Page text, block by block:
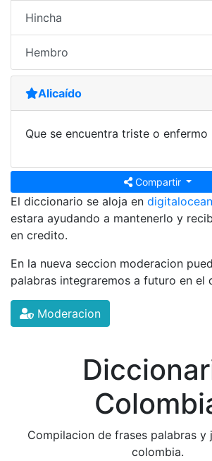
Hincha
Hembro
Alicaído
Que se encuentra triste o enfermo
Compartir
El diccionario se aloja en
estara ayudando a mantenerlo y
en credito.
En la nueva seccion moderacion
palabras integraremos a futuro en el
Moderacion
Compilacion de frases palabras y
colombia.